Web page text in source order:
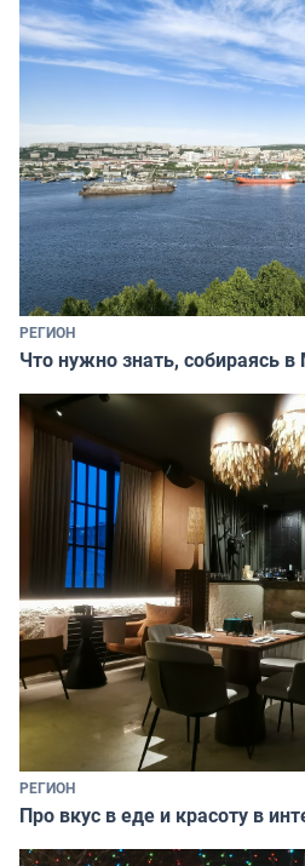
РЕГИОН
Что нужно знать, собираясь
РЕГИОН
Про вкус в еде и красоту в